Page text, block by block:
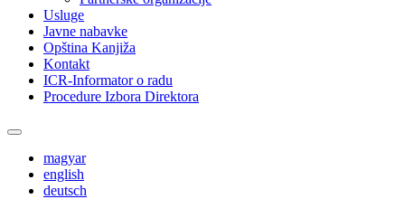
Usluge
Javne nabavke
Opština Kanjiža
Kontakt
ICR-Informator o radu
Procedure Izbora Direktora
magyar
english
deutsch